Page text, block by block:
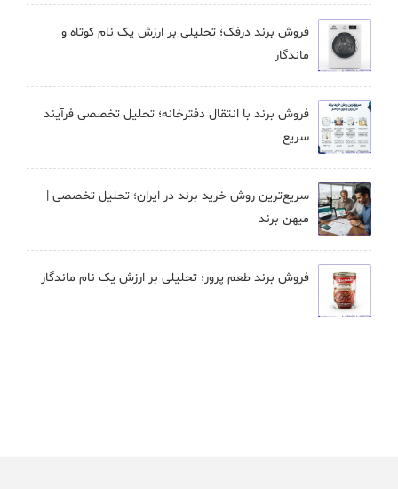
فروش برند درفک؛ تحلیلی بر ارزش یک نام کوتاه و
ماندگار
فروش برند با انتقال دفترخانه؛ تحلیل تخصصی فرآیند
سریع
سریع‌ترین روش خرید برند در ایران؛ تحلیل تخصصی |
میهن برند
فروش برند طعم پرور؛ تحلیلی بر ارزش یک نام ماندگار